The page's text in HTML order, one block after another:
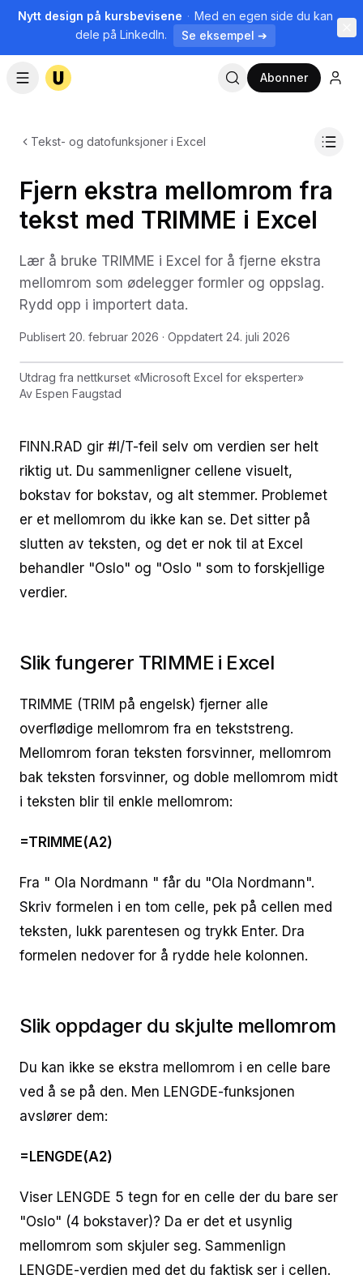
Nytt design på kursbevisene · Med en egen side du kan
dele på LinkedIn.
Se eksempel ➔
Abonner
Tekst- og datofunksjoner i Excel
Fjern ekstra mellomrom fra
tekst med TRIMME i Excel
Lær å bruke TRIMME i Excel for å fjerne ekstra
mellomrom som ødelegger formler og oppslag.
Rydd opp i importert data.
Publisert 20. februar 2026 · Oppdatert 24. juli 2026
Utdrag fra nettkurset «Microsoft Excel for eksperter»
Av Espen Faugstad
FINN.RAD gir #I/T-feil selv om verdien ser helt
riktig ut. Du sammenligner cellene visuelt,
bokstav for bokstav, og alt stemmer. Problemet
er et mellomrom du ikke kan se. Det sitter på
slutten av teksten, og det er nok til at Excel
behandler "Oslo" og "Oslo " som to forskjellige
verdier.
Slik fungerer TRIMME i Excel
TRIMME (TRIM på engelsk) fjerner alle
overflødige mellomrom fra en tekststreng.
Mellomrom foran teksten forsvinner, mellomrom
bak teksten forsvinner, og doble mellomrom midt
i teksten blir til enkle mellomrom:
=TRIMME(A2)
Fra " Ola Nordmann " får du "Ola Nordmann".
Skriv formelen i en tom celle, pek på cellen med
teksten, lukk parentesen og trykk Enter. Dra
formelen nedover for å rydde hele kolonnen.
Slik oppdager du skjulte mellomrom
Du kan ikke se ekstra mellomrom i en celle bare
ved å se på den. Men LENGDE-funksjonen
avslører dem:
=LENGDE(A2)
Viser LENGDE 5 tegn for en celle der du bare ser
"Oslo" (4 bokstaver)? Da er det et usynlig
mellomrom som skjuler seg. Sammenlign
LENGDE-verdien med det du faktisk ser i cellen.